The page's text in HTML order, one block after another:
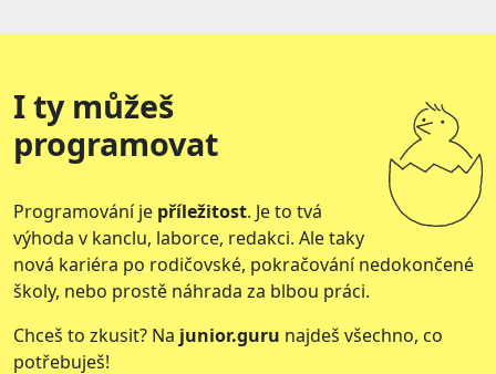
I ty můžeš
programovat
Programování je příležitost. Je to tvá
výhoda v kanclu, laborce, redakci. Ale taky
nová kariéra po rodičovské, pokračování nedokončené
školy, nebo prostě náhrada za blbou práci.
Chceš to zkusit? Na junior.guru najdeš všechno, co
potřebuješ!